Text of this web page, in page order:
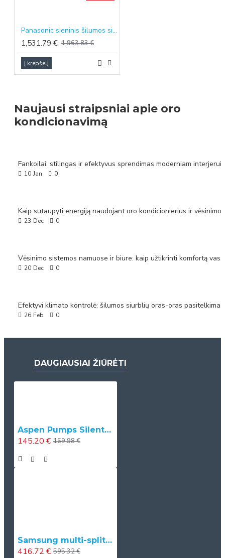
Panasonic sieninis šilumos siurblys oras-oras KIT-NZ, 3.5/4.0 kW
1,531.79 € 1,963.83 €
Į krepšelį
Naujausi straipsniai apie oro
kondicionavimą
Fankoilai: stilingas ir efektyvus sprendimas moderniam interjerui
10 Jan 0
23 Dec 0
20 Dec 0
26 Feb 0
DAUGIAUSIAI ŽIŪRĖTI
Aspen Pumps Silent+ Mini Aqua kondicionieriaus drenažinis siurbliukas
145.20 € 169.98 €
Samsung multi-split sistemos vidinė bevėjė sieninė WindFree™ Comfort S2 dalis, 2.0/2.2 kW
416.72 € 595.32 €